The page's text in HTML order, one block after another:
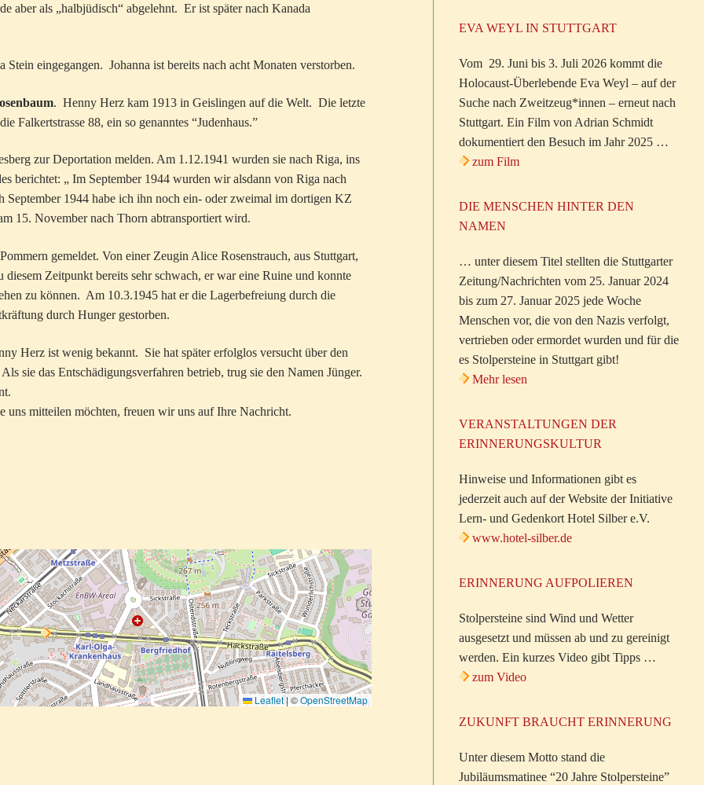
aber als „halbjüdisch“ abgelehnt. Er ist später nach Kanada
eingegangen. Johanna ist bereits nach acht Monaten verstorben.
. Henny Herz kam 1913 in Geislingen auf die Welt. Die letzte
Falkertstrasse 88, ein so genanntes “Judenhaus.”
zur Deportation melden. Am 1.12.1941 wurden sie nach Riga, ins
berichtet: „ Im September 1944 wurden wir alsdann von Riga nach
1944 habe ich ihn noch ein- oder zweimal im dortigen KZ
15. November nach Thorn abtransportiert wird.
gemeldet. Von einer Zeugin Alice Rosenstrauch, aus Stuttgart,
Zeitpunkt bereits sehr schwach, er war eine Ruine und konnte
zu können. Am 10.3.1945 hat er die Lagerbefreiung durch die
durch Hunger gestorben.
Herz ist wenig bekannt. Sie hat später erfolglos versucht über den
sie das Entschädigungsverfahren betrieb, trug sie den Namen Jünger.
uns mitteilen möchten, freuen wir uns auf Ihre Nachricht.
Leaflet|©OpenStreetMap
EVA WEYL IN STUTTGART
Vom 29. Juni bis 3. Juli 2026 kommt die
Holocaust-Überlebende Eva Weyl – auf der
Suche nach Zweitzeug*innen – erneut nach
Stuttgart. Ein Film von Adrian Schmidt
dokumentiert den Besuch im Jahr 2025 …
zum Film
DIE MENSCHEN HINTER DEN
NAMEN
… unter diesem Titel stellten die Stuttgarter
Zeitung/Nachrichten vom 25. Januar 2024
bis zum 27. Januar 2025 jede Woche
Menschen vor, die von den Nazis verfolgt,
vertrieben oder ermordet wurden und für die
es Stolpersteine in Stuttgart gibt!
Mehr lesen
VERANSTALTUNGEN DER
ERINNERUNGSKULTUR
Hinweise und Informationen gibt es
jederzeit auch auf der Website der Initiative
Lern- und Gedenkort Hotel Silber e.V.
www.hotel-silber.de
ERINNERUNG AUFPOLIEREN
Stolpersteine sind Wind und Wetter
ausgesetzt und müssen ab und zu gereinigt
werden. Ein kurzes Video gibt Tipps …
zum Video
ZUKUNFT BRAUCHT ERINNERUNG
Unter diesem Motto stand die
Jubiläumsmatinee “20 Jahre Stolpersteine”